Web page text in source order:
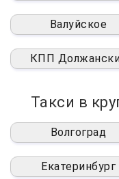
Валуйское
КПП
Такси в
Волгоград
Екатеринбург